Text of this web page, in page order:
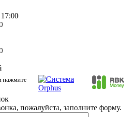
нажмите
пожалуйста, заполните форму.